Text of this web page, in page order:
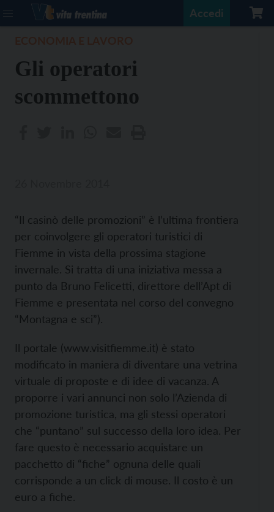
Accedi
Gli operatori
scommettono
“Il casinò delle promozioni” è l’ultima frontiera
per coinvolgere gli operatori turistici di
Fiemme in vista della prossima stagione
invernale. Si tratta di una iniziativa messa a
punto da Bruno Felicetti, direttore dell’Apt di
Fiemme e presentata nel corso del convegno
“Montagna e sci”).
Il portale (www.visitfiemme.it) è stato
modificato in maniera di diventare una vetrina
virtuale di proposte e di idee di vacanza. A
proporre i vari annunci non solo l’Azienda di
promozione turistica, ma gli stessi operatori
che “puntano” sul successo della loro idea. Per
fare questo è necessario acquistare un
pacchetto di “fiche” ognuna delle quali
corrisponde a un click di mouse. Il costo è un
euro a fiche.